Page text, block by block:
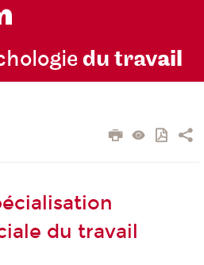
du travail
du travail